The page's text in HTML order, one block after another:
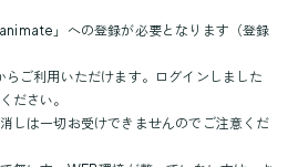
」への登録が必要となります（登録
ご利用いただけます。ログインしました
ださい。
しは一切お受けできませんのでご注意くだ